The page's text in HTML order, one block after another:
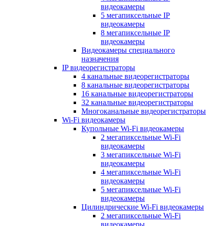
видеокамеры
5 мегапиксельные IP
видеокамеры
8 мегапиксельные IP
видеокамеры
Видеокамеры специального
назначения
IP видеорегистраторы
4 канальные видеорегистраторы
8 канальные видеорегистраторы
16 канальные видеорегистраторы
32 канальные видеорегистраторы
Многоканальные видеорегистраторы
Wi-Fi видеокамеры
Купольные Wi-Fi видеокамеры
2 мегапиксельные Wi-Fi
видеокамеры
3 мегапиксельные Wi-Fi
видеокамеры
4 мегапиксельные Wi-Fi
видеокамеры
5 мегапиксельные Wi-Fi
видеокамеры
Цилиндрические Wi-Fi видеокамеры
2 мегапиксельные Wi-Fi
видеокамеры